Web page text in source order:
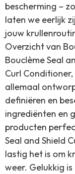
bescherming –
laten we eerlijk
jouw
Overzicht van
Bouclème Seal
Curl
allemaal
definiëren en
ingrediënten en
producten
Seal and Shield
lastig het is om
weer. Gelukkig